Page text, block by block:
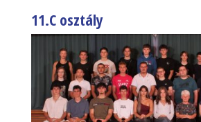
11.C osztály